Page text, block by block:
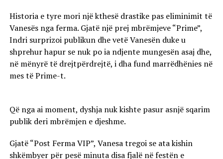
Historia e tyre mori një kthesë drastike pas eliminimit të
Vanesës nga ferma. Gjatë një prej mbrëmjeve “Prime”,
Indri surprizoi publikun dhe vetë Vanesën duke u
shprehur hapur se nuk po ia ndjente mungesën asaj dhe,
në mënyrë të drejtpërdrejtë, i dha fund marrëdhënies në
mes të Prime-t.
Që nga ai moment, dyshja nuk kishte pasur asnjë sqarim
publik deri mbrëmjen e djeshme.
Gjatë “Post Ferma VIP”, Vanesa tregoi se ata kishin
shkëmbyer për pesë minuta disa fjalë në festën e